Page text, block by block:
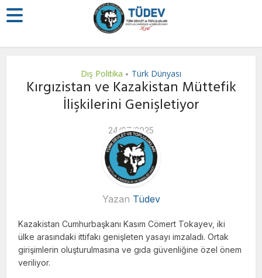
Dış Politika • Türk Dünyası
Kırgızistan ve Kazakistan Müttefik
İlişkilerini Genişletiyor
24/07/2025
Yazan Tüdev
Kazakistan Cumhurbaşkanı Kasım Cömert Tokayev, iki
ülke arasındaki ittifakı genişleten yasayı imzaladı. Ortak
girişimlerin oluşturulmasına ve gıda güvenliğine özel önem
veriliyor.